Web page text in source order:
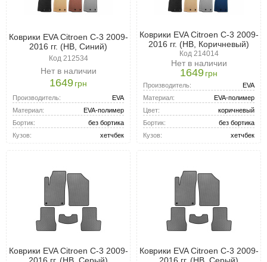
Коврики EVA Citroen C-3 2009-
2016 гг. (HB, Синий)
Код 212534
Нет в наличии
1649грн
Производитель:
EVA
Материал:
EVA-полимер
Бортик:
без бортика
Кузов:
хетчбек
Коврики EVA Citroen C-3 2009-
2016 гг. (HB, Коричневый)
Код 214014
Нет в наличии
1649грн
Производитель:
EVA
Материал:
EVA-полимер
Цвет:
коричневый
Бортик:
без бортика
Кузов:
хетчбек
Коврики EVA Citroen C-3 2009-
Коврики EVA Citroen C-3 2009-